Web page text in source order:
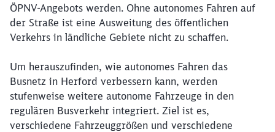
ÖPNV-Angebots werden. Ohne autonomes Fahren auf
der Straße ist eine Ausweitung des öffentlichen
Verkehrs in ländliche Gebiete nicht zu schaffen.
Um herauszufinden, wie autonomes Fahren das
Busnetz in Herford verbessern kann, werden
stufenweise weitere autonome Fahrzeuge in den
regulären Busverkehr integriert. Ziel ist es,
verschiedene Fahrzeuggrößen und verschiedene
Möchten Sie zuweitergeleitet
werden?
Abbrechen Weiter